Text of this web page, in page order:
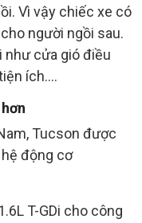
Vì vậy chiếc xe có
người ngồi sau.
như cửa gió điều
ích….
Tucson được
động cơ
T-GDi cho công